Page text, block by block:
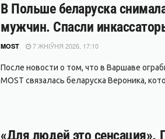
В Польше беларуска
мужчин. Спасли
MOST 7 ЖНІЎНЯ 2026, 17:10
После новости о том, что в Варшаве
MOST связалась беларуска Вероника,
«Для людей это сенсация».